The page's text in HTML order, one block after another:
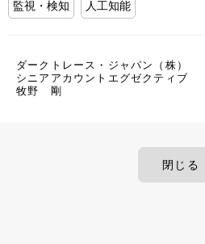
監視・検知 人工知能
ダークトレース・ジャパン（株）
シニアアカウントエグゼクティブ
牧野 剛
閉じる